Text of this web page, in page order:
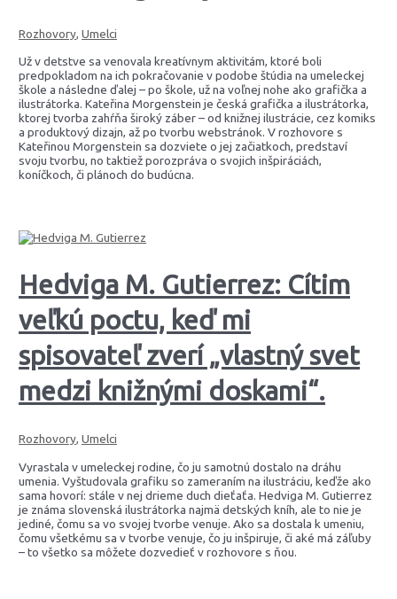
Rozhovory,Umelci
Už v detstve sa venovala kreatívnym aktivitám, ktoré boli
predpokladom na ich pokračovanie v podobe štúdia na umeleckej
škole a následne ďalej – po škole, už na voľnej nohe ako grafička a
ilustrátorka. Kateřina Morgenstein je česká grafička a ilustrátorka,
ktorej tvorba zahŕňa široký záber – od knižnej ilustrácie, cez komiks
a produktový dizajn, až po tvorbu webstránok. V rozhovore s
Kateřinou Morgenstein sa dozviete o jej začiatkoch, predstaví
svoju tvorbu, no taktiež porozpráva o svojich inšpiráciách,
koníčkoch, či plánoch do budúcna.
Hedviga M. Gutierrez: Cítim
veľkú poctu, keď mi
spisovateľ zverí „vlastný svet
medzi knižnými doskami“.
Rozhovory,Umelci
Vyrastala v umeleckej rodine, čo ju samotnú dostalo na dráhu
umenia. Vyštudovala grafiku so zameraním na ilustráciu, keďže ako
sama hovorí: stále v nej drieme duch dieťaťa. Hedviga M. Gutierrez
je známa slovenská ilustrátorka najmä detských kníh, ale to nie je
jediné, čomu sa vo svojej tvorbe venuje. Ako sa dostala k umeniu,
čomu všetkému sa v tvorbe venuje, čo ju inšpiruje, či aké má záľuby
– to všetko sa môžete dozvedieť v rozhovore s ňou.